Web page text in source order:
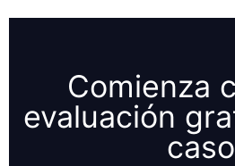
Comienza
evaluación
caso